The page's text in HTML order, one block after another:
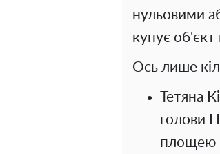
нульовими
купує об'єкт
Ось лише
Тетяна
голови
площею